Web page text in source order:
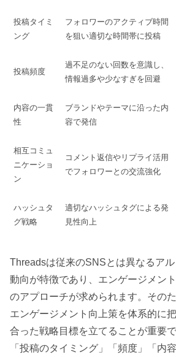
投稿タイミ
ング
フォロワーのアクティブ時間
を狙い適切な時間帯に投稿
投稿頻度
過不足のない回数を意識し、
情報過多や少なすぎを回避
内容の一貫
性
ブランドやテーマに沿った内
容で発信
相互コミュ
ニケーショ
ン
コメント返信やリプライ活用
でフォロワーとの交流強化
ハッシュタ
グ戦略
適切なハッシュタグによる発
見性向上
Threadsは従来のSNSとは異なるア
動向が特徴であり、エンゲージメン
のアプローチが求められます。その
エンゲージメント向上策を体系的に
合った戦略目標を立てることが重要
「投稿のタイミング」「頻度」「内